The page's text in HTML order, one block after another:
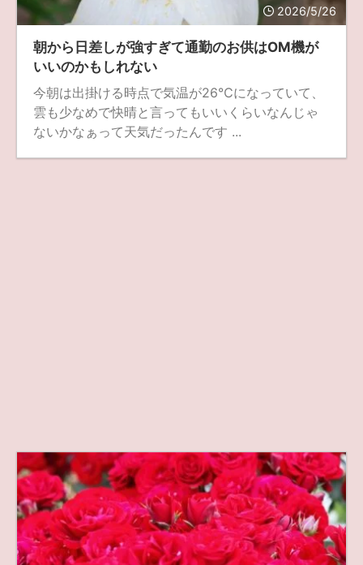
ZV-1 II α7CR α6700 フィルムカメラ
フォクトレンダー ライカIIf ライカM4 ライカM10
ライカM10-R ライカX2 ローライ35
ローライコード 原神
2026/5/26
朝から日差しが強すぎて通勤のお供はOM機が
いいのかもしれない
今朝は出掛ける時点で気温が26℃になっていて、
雲も少なめで快晴と言ってもいいくらいなんじゃ
ないかなぁって天気だったんです ...